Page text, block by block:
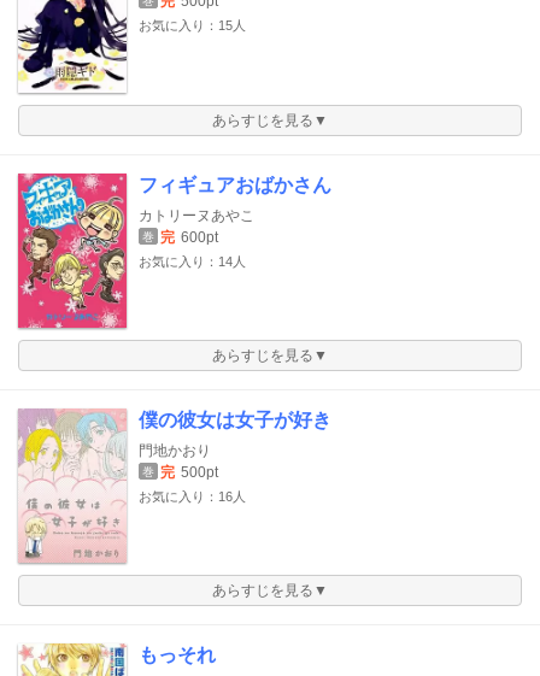
お気に入り：15人
あらすじを見る▼
フィギュアおばかさん
カトリーヌあやこ
巻 完 600pt
お気に入り：14人
あらすじを見る▼
僕の彼女は女子が好き
門地かおり
巻 完 500pt
お気に入り：16人
あらすじを見る▼
もっそれ